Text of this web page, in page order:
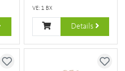
VE: 1 BX
Details